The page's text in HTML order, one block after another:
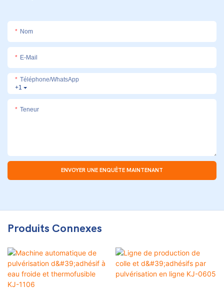
Nom
E-Mail
+1
Téléphone/WhatsApp
Teneur
ENVOYER UNE ENQUÊTE MAINTENANT
Produits Connexes